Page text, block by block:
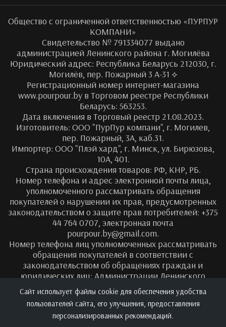
Общество с ограниченной ответственностью «ПУРПУР
КОМПАНИ»
Свидетельство № 791334077 выдано
администрацией Ленинского района г. Могилёва
Юридический адрес: Республика Беларусь 212030, г.
Могилёв, пер. Пожарный 3 А-31 ⟡
Регистрационный номер интернет-магазина
www.pourpour.by в Торговом реестре Республики
Беларусь: 563253.
Дата включения в Торговый реестр 21.08.2023.
Изготовитель: ООО "ПурПур компани", г. Могилев,
пер. Пожарный, 3А, каб.31.
Импортер: ООО "Плэй хард", г. Минск, ул. Бирюзова,
10А, 401.
Страна происхождения товаров: РФ, КНР, РБ.
Номер телефона и адрес электронной почты лица,
уполномоченного рассматривать обращения
покупателей о нарушении их прав, предусмотренных
законодательством о защите прав потребителей: +375
44 764 0707, электронная почта
pourpour.by@gmail.com.
Номер телефона лиц уполномоченных рассматривать
обращения покупателей в соответствии с
законодательством об обращениях граждан и
юридических лиц: Администрации Ленинского
района г. Могилева, +8-0222- 71-99-55.
Сайт использует файлы cookie для обеспечения удобства
пользователей сайта, его улучшения, предоставления
персонализированных рекомендаций.